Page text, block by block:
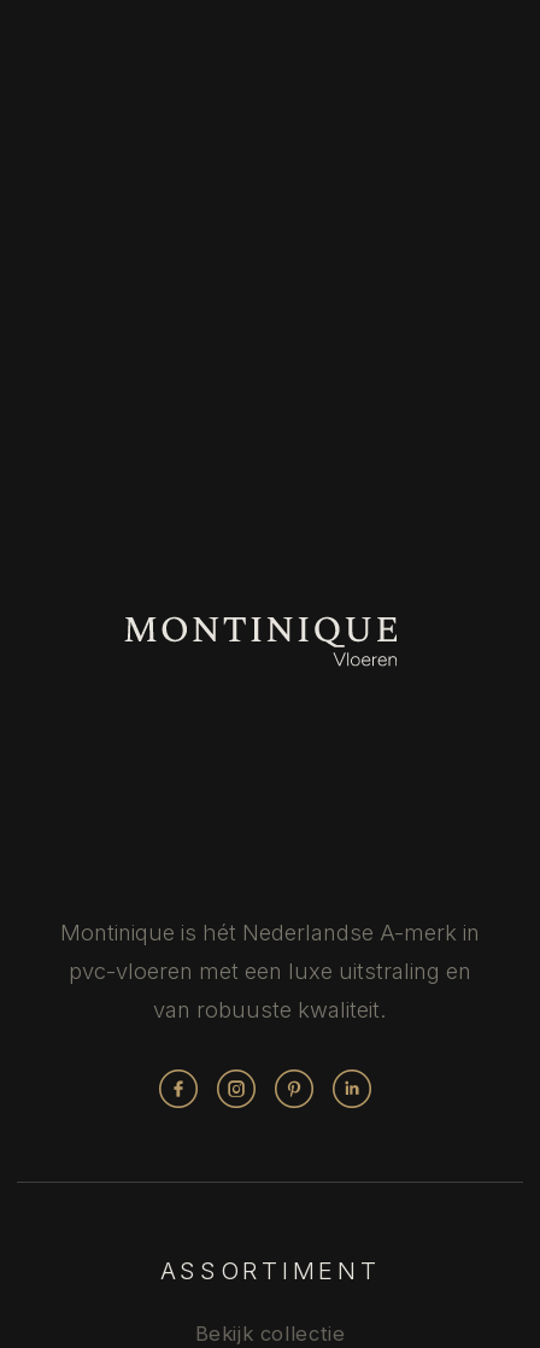
Montinique is hét Nederlandse A-merk in
pvc-vloeren met een luxe uitstraling en
van robuuste kwaliteit.
ASSORTIMENT
Bekijk collectie